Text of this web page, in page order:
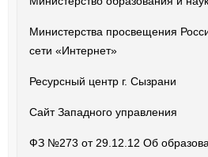
Министерства просвещения
сети «Интернет»
Ресурсный центр г. Сызрани
Сайт Западного управления
ФЗ №273 от 29.12.12 Об